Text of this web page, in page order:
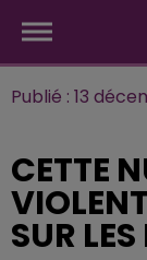
Publié : 13
CETTE
SUR